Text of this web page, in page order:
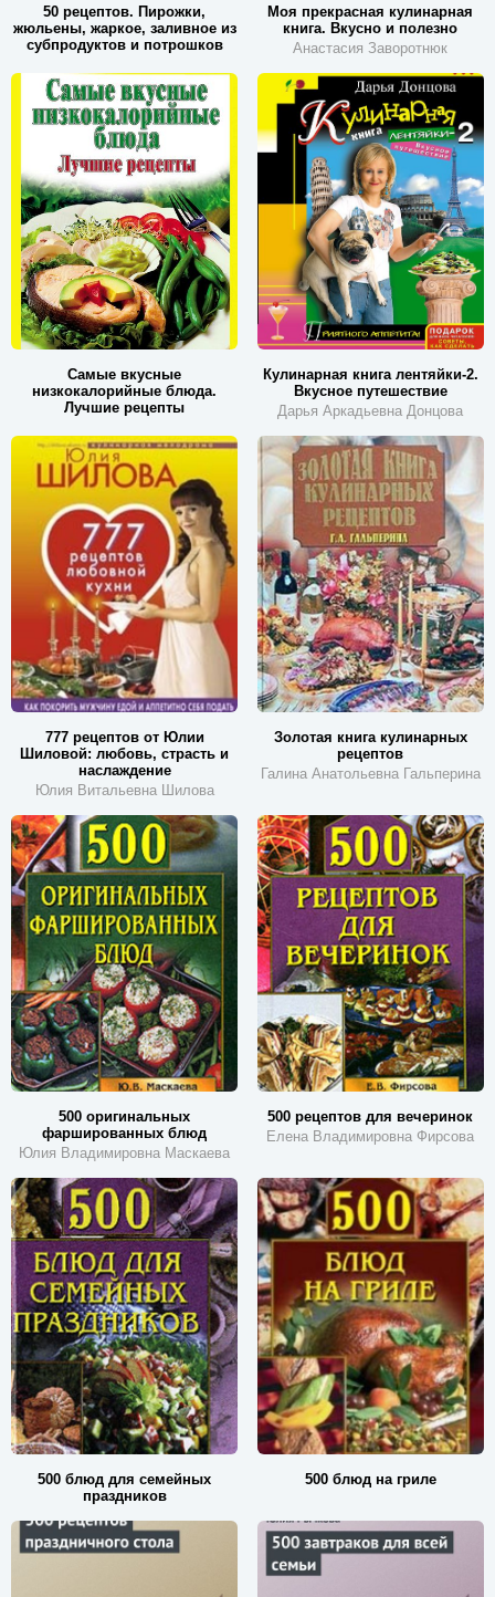
50 рецептов. Пирожки,
жюльены, жаркое, заливное из
субпродуктов и потрошков
Моя прекрасная кулинарная
книга. Вкусно и полезно
Анастасия Заворотнюк
Самые вкусные
низкокалорийные блюда.
Лучшие рецепты
Кулинарная книга лентяйки-2.
Вкусное путешествие
Дарья Аркадьевна Донцова
777 рецептов от Юлии
Шиловой: любовь, страсть и
наслаждение
Юлия Витальевна Шилова
Золотая книга кулинарных
рецептов
Галина Анатольевна Гальперина
500 оригинальных
фаршированных блюд
Юлия Владимировна Маскаева
500 рецептов для вечеринок
Елена Владимировна Фирсова
500 блюд для семейных
праздников
500 блюд на гриле